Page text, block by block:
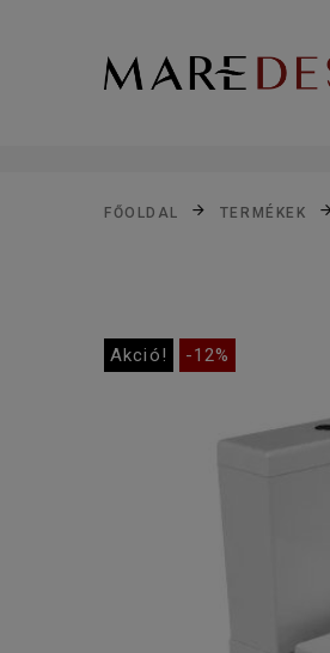
FŐOLDAL TERMÉKEK
Akció! -12%